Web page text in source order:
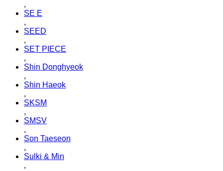
,
SE E
,
SEED
,
SET PIECE
,
Shin Donghyeok
,
Shin Haeok
,
SKSM
,
SMSV
,
Son Taeseon
,
Sulki & Min
,